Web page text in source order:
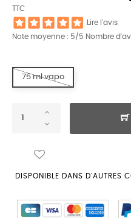
TTC
Lire l'avis
Note moyenne : 5/5 Nombre
75 ml vapo
DISPONIBLE DANS D'AUTRES